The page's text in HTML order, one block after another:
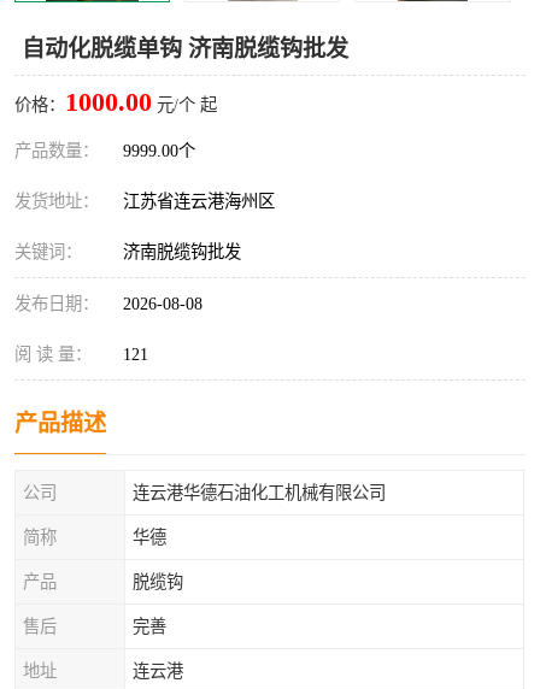
自动化脱缆单钩 济南脱缆钩批发
价格： 1000.00 元/个 起
产品数量： 9999.00个
发货地址： 江苏省连云港海州区
关键词： 济南脱缆钩批发
发布日期： 2026-08-08
阅 读 量： 121
产品描述
公司 连云港华德石油化工机械有限公司
简称 华德
产品 脱缆钩
售后 完善
地址 连云港